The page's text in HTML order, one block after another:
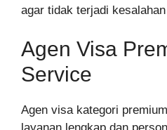
agar tidak terjadi
Agen Visa
Service
Agen visa kategori